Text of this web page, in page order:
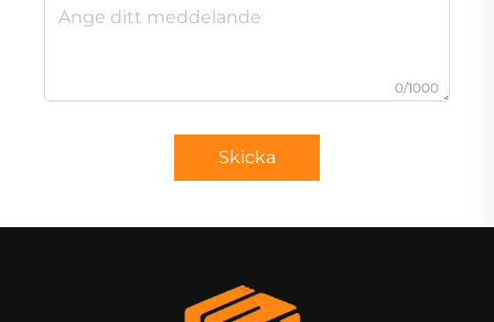
0/1000
Skicka